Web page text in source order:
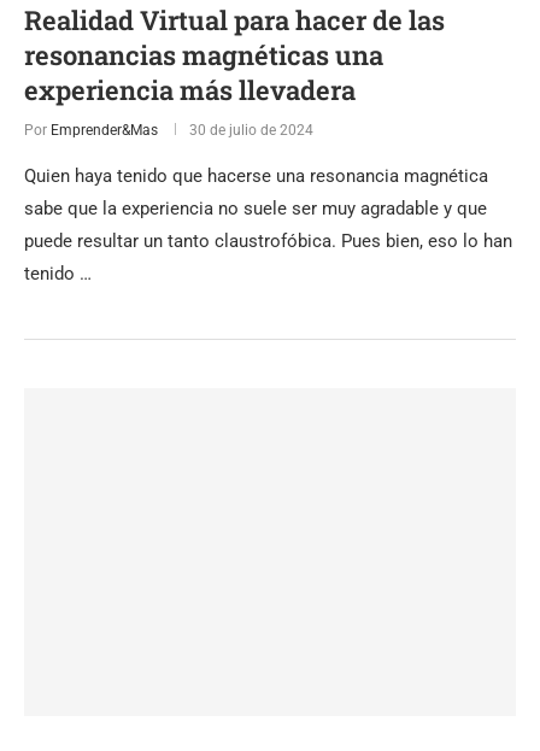
Realidad Virtual para hacer de las
resonancias magnéticas una
experiencia más llevadera
Por Emprender&Mas 30 de julio de 2024
Quien haya tenido que hacerse una resonancia magnética
sabe que la experiencia no suele ser muy agradable y que
puede resultar un tanto claustrofóbica. Pues bien, eso lo han
tenido …